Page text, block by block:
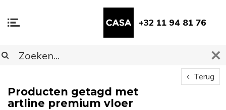
+32 11 94 81 76
Terug
Producten getagd met
artline premium vloer